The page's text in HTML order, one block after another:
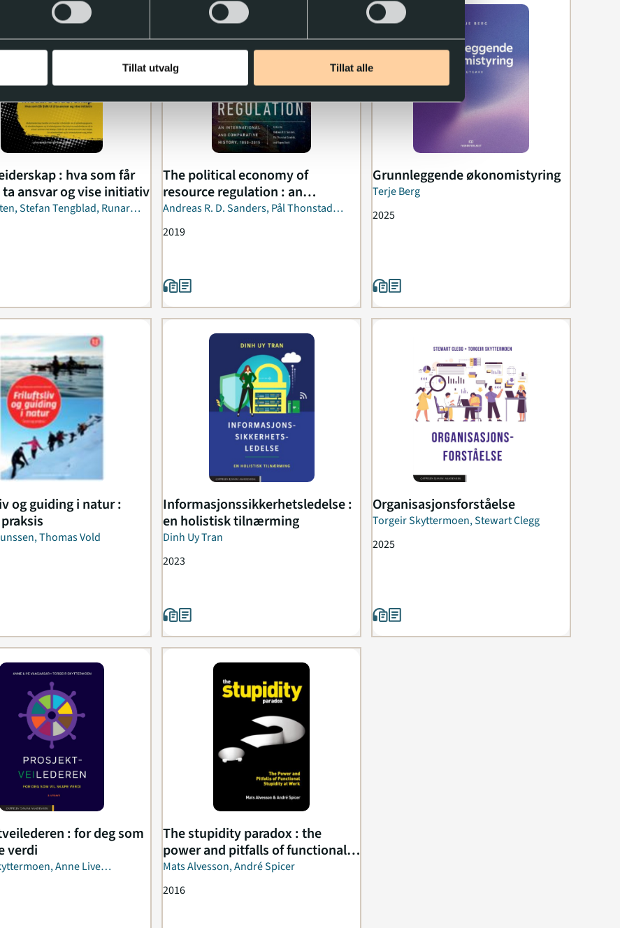
Tillat utvalg Tillat alle
: hva som får
ansvar og vise initiativ
Stefan Tengblad, Runar
The political economy of
resource regulation : an
international and...
Andreas R. D. Sanders, Pål Thonstad
2019
Grunnleggende økonomistyring
Terje Berg
2025
og guiding i natur :
Thomas Vold
Informasjonssikkerhetsledelse :
en holistisk tilnærming
Dinh Uy Tran
2023
Organisasjonsforståelse
Torgeir Skyttermoen, Stewart Clegg
2025
: for deg som
verdi
Anne Live
The stupidity paradox : the
power and pitfalls of functional
stupid...
Mats Alvesson, André Spicer
2016